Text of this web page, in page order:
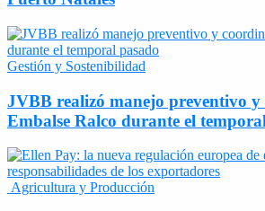
Gestión y Sostenibilidad
JVBB realizó manejo preventivo
Embalse Ralco durante el
Agricultura y Producción